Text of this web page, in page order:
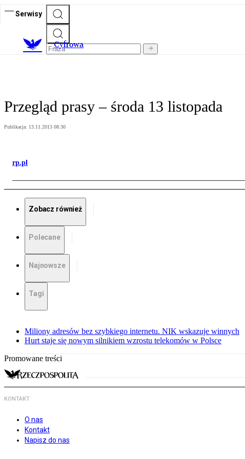
Serwisy
Cyfrowa
Przegląd prasy – środa 13 listopada
Publikacja: 13.11.2013 08:30
rp.pl
Zobacz również
Polecane
Najnowsze
Tagi
Miliony adresów bez szybkiego internetu. NIK wskazuje winnych
Hurt staje się nowym silnikiem wzrostu telekomów w Polsce
Promowane treści
KONTAKT
O nas
Kontakt
Napisz do nas